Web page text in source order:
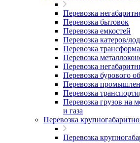
Перевозка
Перевозка бытовок
Перевозка емкостей
Перевозка катеров/
Перевозка
Перевозка
Перевозка
Перевозка бурового
Перевозка
Перевозка
Перевозка грузов на
и газа
Перевозка
Перевозка